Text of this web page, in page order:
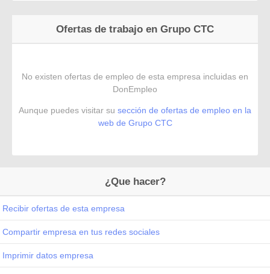
Ofertas de trabajo en Grupo CTC
No existen ofertas de empleo de esta empresa incluidas en
DonEmpleo
Aunque puedes visitar su sección de ofertas de empleo en la
web de Grupo CTC
¿Que hacer?
Recibir ofertas de esta empresa
Compartir empresa en tus redes sociales
Imprimir datos empresa